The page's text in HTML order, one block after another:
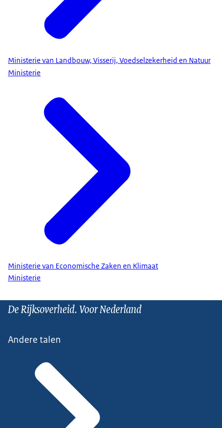
Ministerie van Landbouw, Visserij, Voedselzekerheid en Natuur
Ministerie
Ministerie van Economische Zaken en Klimaat
Ministerie
De Rijksoverheid. Voor Nederland
Andere talen